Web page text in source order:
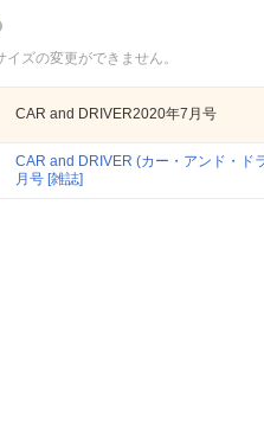
ズの変更ができません。
CAR and DRIVER2020年7月号
CAR and DRIVER (カー・アンド・ド
月号 [雑誌]